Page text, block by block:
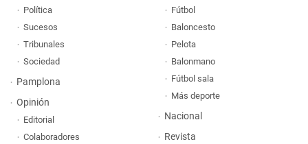
Política
Sucesos
Tribunales
Sociedad
Pamplona
Opinión
Editorial
Colaboradores
Fútbol
Baloncesto
Pelota
Balonmano
Fútbol sala
Más deporte
Nacional
Revista